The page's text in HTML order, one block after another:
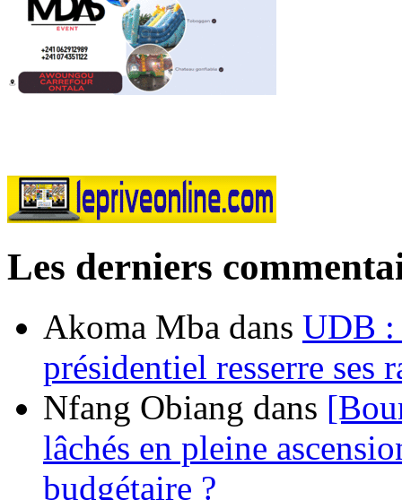
Les derniers
Akoma Mba dans UDB :
présidentiel resserre ses
Nfang Obiang dans
lâchés en pleine
budgétaire ?